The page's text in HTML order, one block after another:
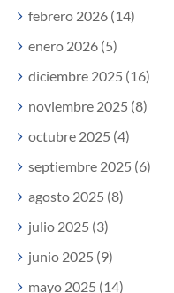
febrero 2026 (14)
enero 2026 (5)
diciembre 2025 (16)
noviembre 2025 (8)
octubre 2025 (4)
septiembre 2025 (6)
agosto 2025 (8)
julio 2025 (3)
junio 2025 (9)
mayo 2025 (14)